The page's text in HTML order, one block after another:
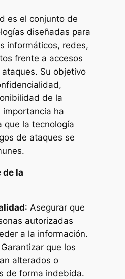
es el conjunto de
diseñadas para
informáticos, redes,
frente a accesos
Su objetivo
de la
importancia ha
que la tecnología
de ataques se
de la
: Asegurar que
autorizadas
a la información.
que los
alterados o
de forma indebida.